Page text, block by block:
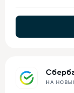
НА